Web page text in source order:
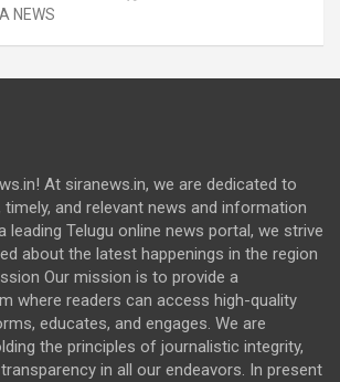
NEWS
At siranews.in, we are dedicated to
timely, and relevant news and information
leading Telugu online news portal, we strive
about the latest happenings in the region
Our mission is to provide a
where readers can access high-quality
educates, and engages. We are
the principles of journalistic integrity,
in all our endeavors. In present